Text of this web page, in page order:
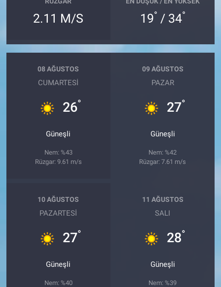
2.11 M/S 19° / 34°
08 AĞUSTOS
CUMARTESI
26°
Güneşli
Nem: %43
Rüzgar: 9.61 m/s
09 AĞUSTOS
PAZAR
27°
Güneşli
Nem: %42
Rüzgar: 7.61 m/s
10 AĞUSTOS
PAZARTESI
27°
Güneşli
Nem: %40
11 AĞUSTOS
SALI
28°
Güneşli
Nem: %39